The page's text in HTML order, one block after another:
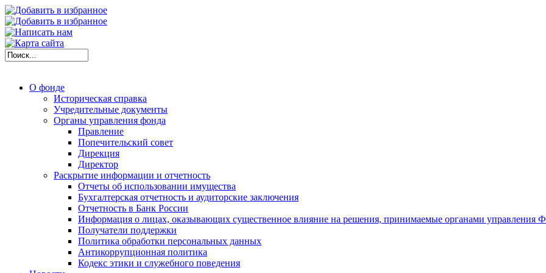
О фонде
Историческая справка
Учредительные документы
Органы управления фонда
Правление
Попечительский совет
Дирекция
Директор
Раскрытие информации и отчетность
Отчеты об использовании имущества
Бухгалтерская отчетность и аудиторские заключения
Отчетность в Банк России
Информация о лицах, оказывающих существенное влияние на решения, принимаемые органами управления
Получатели поддержки
Политика обработки персональных данных
Антикоррупционная политика
Кодекс этики и служебного поведения